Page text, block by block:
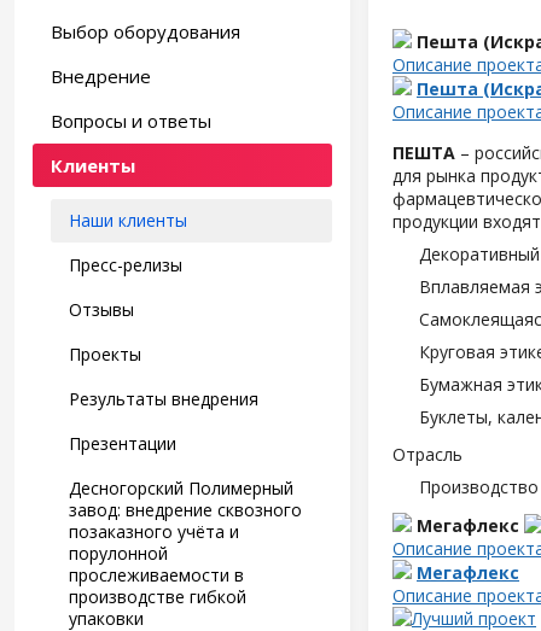
Выбор оборудования
Внедрение
Вопросы и ответы
Клиенты
Наши клиенты
Пресс-релизы
Отзывы
Проекты
Результаты внедрения
Презентации
Десногорский Полимерный
завод: внедрение сквозного
позаказного учёта и
порулонной
прослеживаемости в
производстве гибкой
упаковки
Пешта
Описание
Пешта
Описание
ПЕШТА –
для рынка
продукции
Вплавляемая
Круговая
Бумажная
Буклеты,
Отрасль
Мегафлекс
Описание
Мегафлекс
Описание